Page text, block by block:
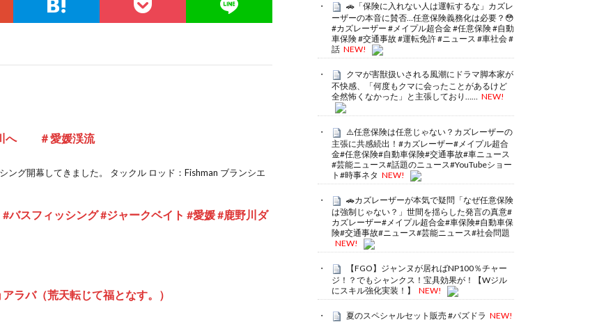
川へ ＃愛媛渓流
グ開幕してきました。 タックル ロッド：Fishman ブランシエ
スフィッシング #ジャークベイト #愛媛 #鹿野川ダ
ラバ（荒天転じて福となす。）
🚗「保険に入れない人は運転するな」カズレ
ーザーの本音に賛否…任意保険義務化は必要？😳
#カズレーザー #メイプル超合金 #任意保険 #自動
車保険 #交通事故 #運転免許 #ニュース #車社会 #
話 NEW!
クマが害獣扱いされる風潮にドラマ脚本家が
不快感、「何度もクマに会ったことがあるけど
全然怖くなかった」と主張しており…… NEW!
⚠️任意保険は任意じゃない？カズレーザーの
主張に共感続出！#カズレーザー#メイプル超合
金#任意保険#自動車保険#交通事故#車ニュース
#芸能ニュース#話題のニュース#YouTubeショー
ト#時事ネタ NEW!
🚗カズレーザーが本気で疑問「なぜ任意保険
は強制じゃない？」世間を揺らした発言の真意#
カズレーザー#メイプル超合金#車保険#自動車保
険#交通事故#ニュース#芸能ニュース#社会問題
NEW!
【FGO】ジャンヌが居ればNP100％チャー
ジ！？でもシャンクス！宝具効果が！【Wジル
にスキル強化実装！】
NEW!
夏のスペシャルセット販売 #パズドラ NEW!